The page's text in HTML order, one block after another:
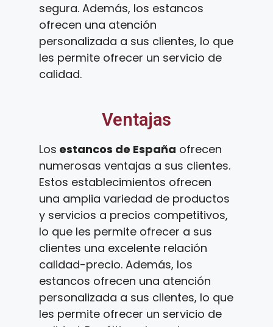
segura. Además, los estancos
ofrecen una atención
personalizada a sus clientes, lo que
les permite ofrecer un servicio de
calidad.
Ventajas
Los estancos de España ofrecen
numerosas ventajas a sus clientes.
Estos establecimientos ofrecen
una amplia variedad de productos
y servicios a precios competitivos,
lo que les permite ofrecer a sus
clientes una excelente relación
calidad-precio. Además, los
estancos ofrecen una atención
personalizada a sus clientes, lo que
les permite ofrecer un servicio de